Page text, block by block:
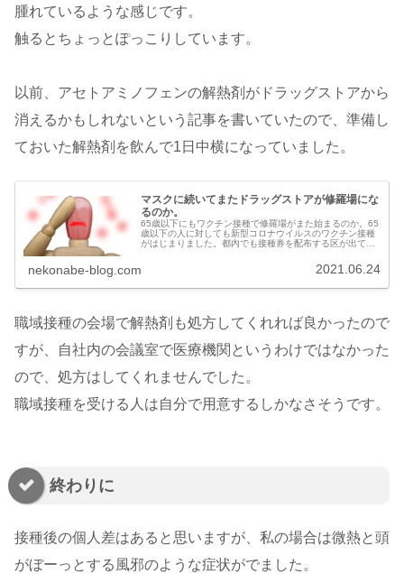
腫れているような感じです。
触るとちょっとぽっこりしています。
以前、アセトアミノフェンの解熱剤がドラッグストアから
消えるかもしれないという記事を書いていたので、準備し
ておいた解熱剤を飲んで1日中横になっていました。
マスクに続いてまたドラッグストアが修羅場にな
るのか。
65歳以下にもワクチン接種で修羅場がまた始まるのか。65
歳以下の人に対しても新型コロナウイルスのワクチン接種
がはじまりました。都内でも接種券を配布する区が出てき
nekonabe-blog.com 2021.06.24
職域接種の会場で解熱剤も処方してくれれば良かったので
すが、自社内の会議室で医療機関というわけではなかった
ので、処方はしてくれませんでした。
職域接種を受ける人は自分で用意するしかなさそうです。
終わりに
接種後の個人差はあると思いますが、私の場合は微熱と頭
がぼーっとする風邪のような症状がでました。